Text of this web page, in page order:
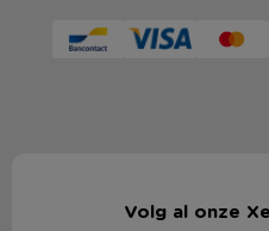
Volg al onze